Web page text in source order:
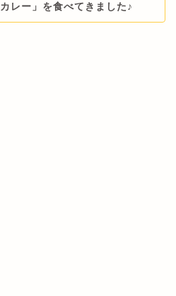
カレー」を食べてきました♪